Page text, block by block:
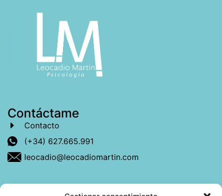
Contáctame
Contacto
(+34) 627.665.991
leocadio@leocadiomartin.com